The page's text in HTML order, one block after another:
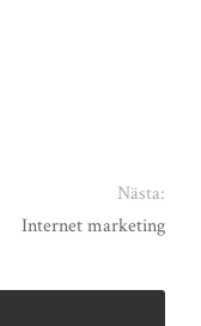
Nästa:
Internet marketing